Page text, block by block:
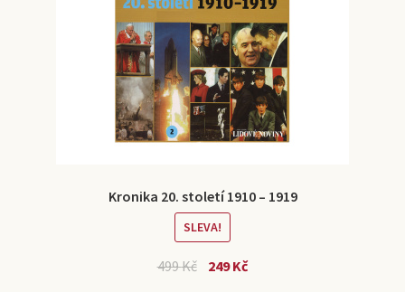
Kronika 20. století 1910 – 1919
SLEVA!
499Kč 249Kč